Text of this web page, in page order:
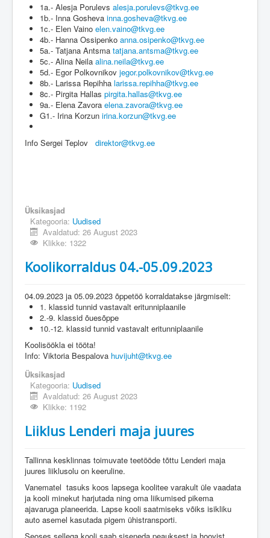
1a.- Alesja Porulevs alesja.porulevs@tkvg.ee
1b.- Inna Gosheva inna.gosheva@tkvg.ee
1c.- Elen Vaino elen.vaino@tkvg.ee
4b.- Hanna Ossipenko anna.osipenko@tkvg.ee
5a.- Tatjana Antsma tatjana.antsma@tkvg.ee
5c.- Alina Neila alina.neila@tkvg.ee
5d.- Egor Polkovnikov jegor.polkovnikov@tkvg.ee
8b.- Larissa Repihha larissa.repihha@tkvg.ee
8c.- Pirgita Hallas pirgita.hallas@tkvg.ee
9a.- Elena Zavora elena.zavora@tkvg.ee
G1.- Irina Korzun irina.korzun@tkvg.ee
Info Sergei Teplov direktor@tkvg.ee
Üksikasjad
Kategooria: Uudised
Avaldatud: 26 August 2023
Klikke: 1322
Koolikorraldus 04.-05.09.2023
04.09.2023 ja 05.09.2023 õppetöö korraldatakse järgmiselt:
1. klassid tunnid vastavalt eritunniplaanile
2.-9. klassid õuesõppe
10.-12. klassid tunnid vastavalt eritunniplaanile
Koolisöökla ei tööta!
Info: Viktoria Bespalova huvijuht@tkvg.ee
Üksikasjad
Kategooria: Uudised
Avaldatud: 26 August 2023
Klikke: 1192
Liiklus Lenderi maja juures
Tallinna kesklinnas toimuvate teetööde tõttu Lenderi maja
juures liiklusolu on keeruline.
Vanematel tasuks koos lapsega koolitee varakult üle vaadata
ja kooli minekut harjutada ning oma liikumised pikema
ajavaruga planeerida. Lapse kooli saatmiseks võiks isikliku
auto asemel kasutada pigem ühistransporti.